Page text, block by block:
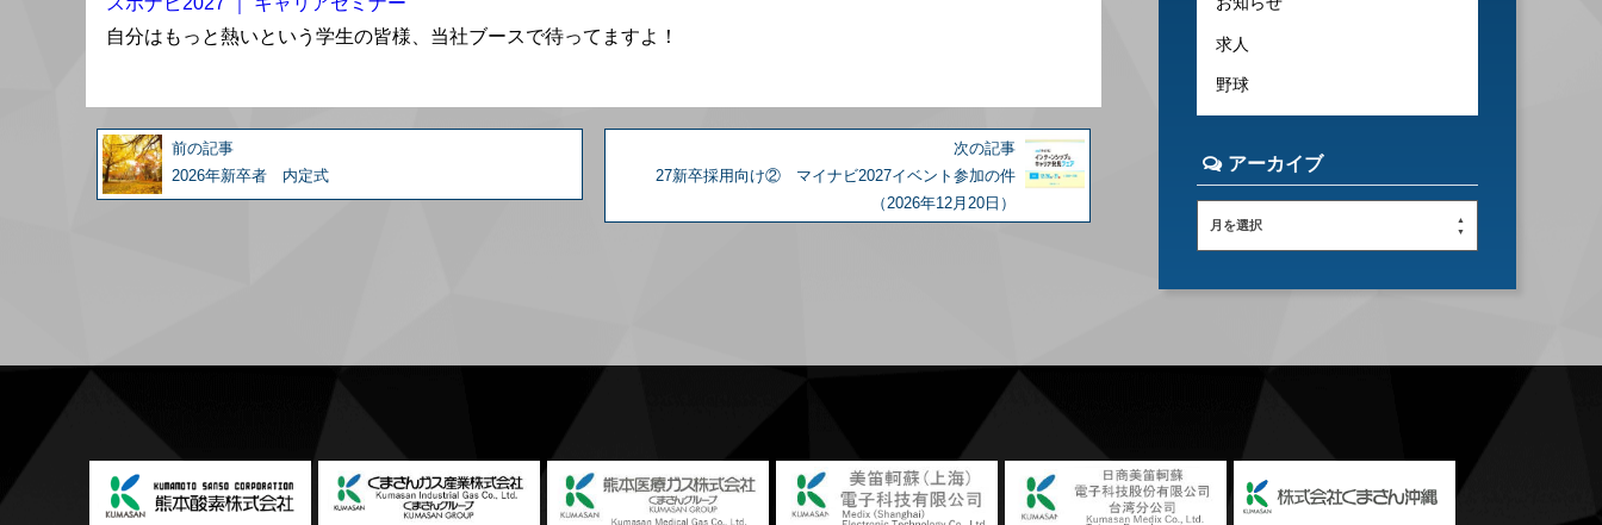
自分はもっと熱いという学生の皆様、当社ブースで待ってますよ！
前の記事
2026年新卒者 内定式
次の記事
27新卒採用向け② マイナビ2027イベント参加の件
（2026年12月20日）
求人
野球
アーカイブ
月を選択